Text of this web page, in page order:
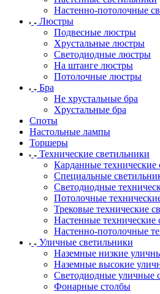
Настенно-потолочные
Люстры
Подвесные люстры
Хрустальные люстры
Светодиодные люстры
На штанге люстры
Потолочные люстры
Бра
Не хрустальные бра
Хрустальные бра
Споты
Настольные лампы
Торшеры
Технические светильники
Карданные технические
Специальные
Светодиодные
Потолочные
Трековые технические
Настенные технические
Настенно-потолочные
Уличные светильники
Наземные низкие
Наземные высокие
Светодиодные уличные
Фонарные столбы